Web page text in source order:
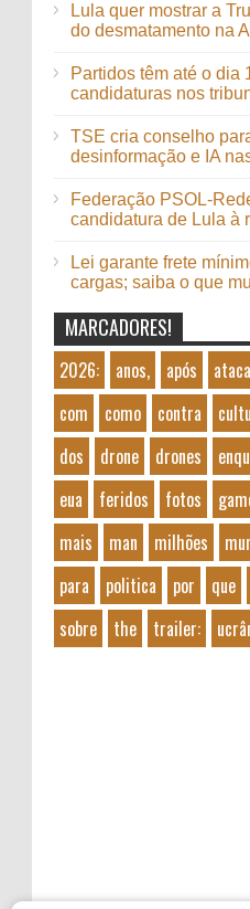
Lula quer mostrar a
do desmatamento na
Partidos têm até o dia
candidaturas nos
TSE cria conselho
desinformação e IA
Federação PSOL-
candidatura de Lula à
Lei garante frete
cargas; saiba o que
MARCADORES!
2026: anos, após
com
como contra
dos
drone drones
eua
feridos fotos
mais
man milhões
para
politica por que
sobre
the trailer: